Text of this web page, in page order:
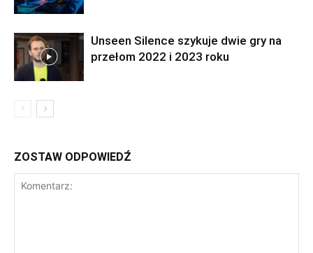
Unseen Silence szykuje dwie gry na
przełom 2022 i 2023 roku
ZOSTAW ODPOWIEDŹ